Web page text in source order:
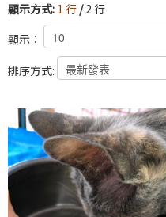
顯示方式: 1 行 /2 行
顯示：
排序方式: